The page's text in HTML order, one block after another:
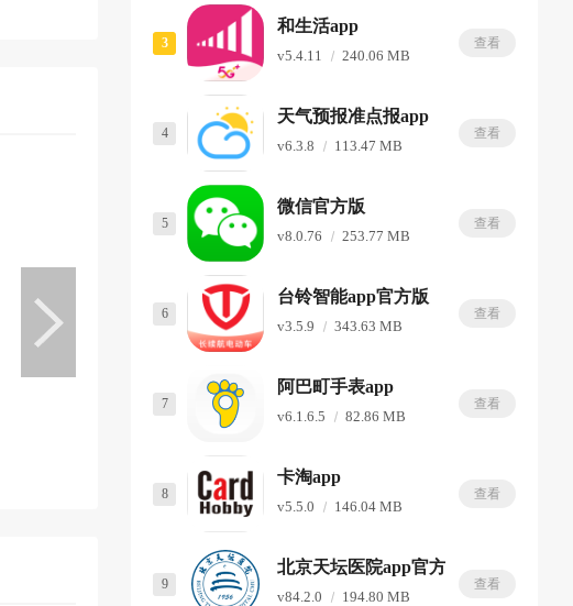
3 查看
和生活app
v5.4.11 240.06 MB
4 查看
天气预报准点报app
v6.3.8 113.47 MB
5 查看
微信官方版
v8.0.76 253.77 MB
6 查看
台铃智能app官方版
v3.5.9 343.63 MB
7 查看
阿巴町手表app
v6.1.6.5 82.86 MB
8 查看
卡淘app
v5.5.0 146.04 MB
9 查看
北京天坛医院app官方版
v84.2.0 194.80 MB